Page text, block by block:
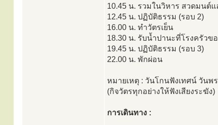
10.45 น. รวมในวิหาร สวดมนต์
12.45 น. ปฏิบัติธรรม (รอบ 2)
16.00 น. ทำวัตรเย็น
18.30 น. รับน้ำปานะที่โรงครัวข
19.45 น. ปฏิบัติธรรม (รอบ 3)
22.00 น. พักผ่อน
หมายเหตุ : วันโกนฟังเทศน์ วันพ
(กิจวัตรทุกอย่างให้ฟังเสียงระฆัง)
การเดินทาง :